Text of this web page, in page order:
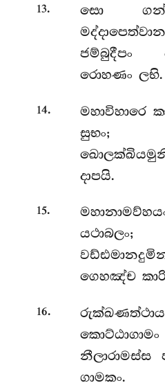
13.
සො
ජම්බුදීපං
රොහණං ලභි.
14.
මහාවිහාරෙ
සුභං;
දාපයි.
15.
යථාබලං;
ගෙහඤ්ච
16.
කොට්ඨාගාමං
නීලාරාමස්ස
ගාමකං.